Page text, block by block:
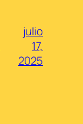
julio
17,
2025